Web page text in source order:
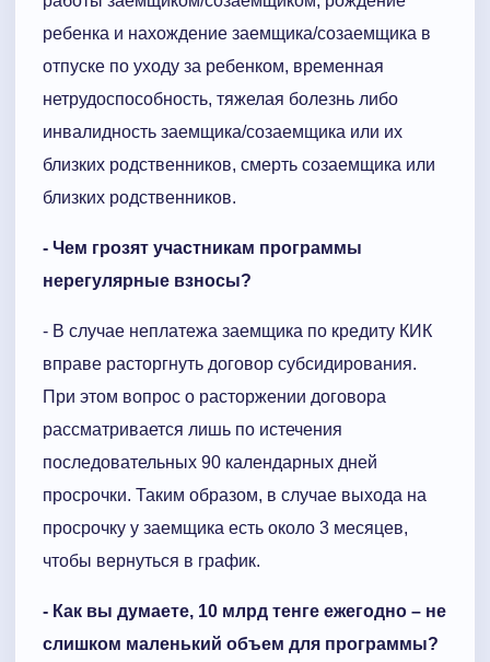
ребенка и нахождение заемщика/созаемщика в
отпуске по уходу за ребенком, временная
нетрудоспособность, тяжелая болезнь либо
инвалидность заемщика/созаемщика или их
близких родственников, смерть созаемщика или
близких родственников.
- Чем грозят участникам программы
нерегулярные взносы?
- В случае неплатежа заемщика по кредиту КИК
вправе расторгнуть договор субсидирования.
При этом вопрос о расторжении договора
рассматривается лишь по истечения
последовательных 90 календарных дней
просрочки. Таким образом, в случае выхода на
просрочку у заемщика есть около 3 месяцев,
чтобы вернуться в график.
- Как вы думаете, 10 млрд тенге ежегодно – не
слишком маленький объем для программы?